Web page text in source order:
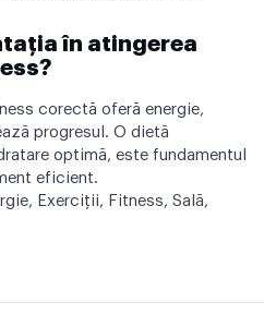
în atingerea
corectă oferă energie,
progresul. O dietă
optimă, este fundamentul
eficient.
, Exerciţii, Fitness, Sală,